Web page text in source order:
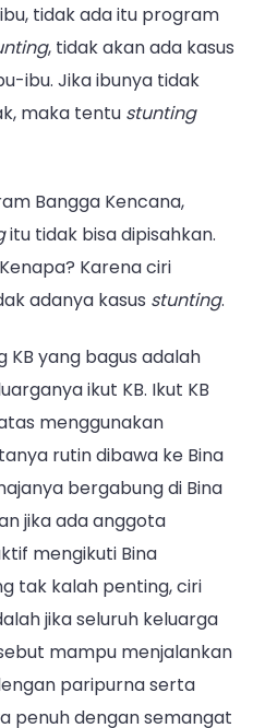
tidak ada itu program
, tidak akan ada kasus
ibu. Jika ibunya tidak
maka tentu stunting
Bangga Kencana,
itu tidak bisa dipisahkan.
Karena ciri
adanya kasus stunting.
KB yang bagus adalah
ikut KB. Ikut KB
menggunakan
rutin dibawa ke Bina
bergabung di Bina
jika ada anggota
mengikuti Bina
tak kalah penting, ciri
jika seluruh keluarga
mampu menjalankan
paripurna serta
penuh dengan semangat